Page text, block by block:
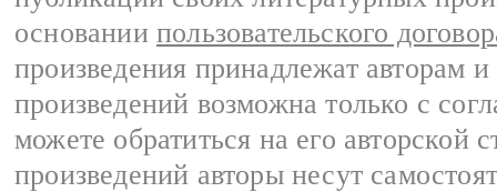
основании пользовательского
произведения принадлежат авторам
произведений возможна только с
можете обратиться на его авторской
произведений авторы несут